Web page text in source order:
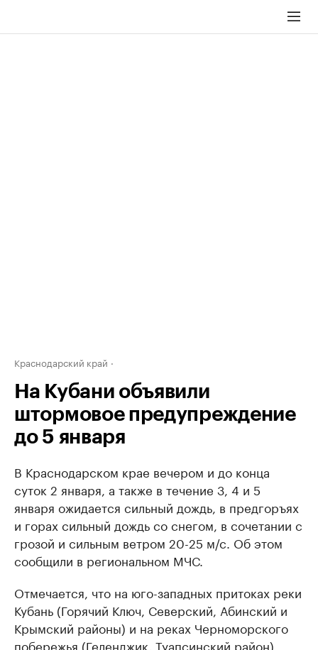
Краснодарский край
На Кубани объявили
штормовое предупреждение
до 5 января
В Краснодарском крае вечером и до конца
суток 2 января, а также в течение 3, 4 и 5
января ожидается сильный дождь, в предгоръях
и горах сильный дождь со снегом, в сочетании с
грозой и сильным ветром 20-25 м/с. Об этом
сообщили в региональном МЧС.
Отмечается, что на юго-западных притоках реки
Кубань (Горячий Ключ, Северский, Абинский и
Крымский районы) и на реках Черноморского
побережья (Геленджик, Туапсинский район)